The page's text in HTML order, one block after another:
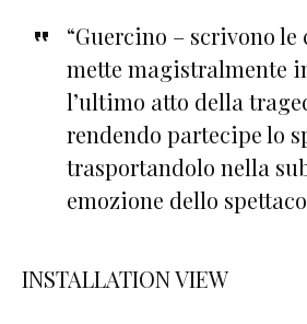
“Guercino – scrivono
mette magistralmente
l’ultimo atto della
rendendo partecipe lo
trasportandolo nella
emozione dello
INSTALLATION VIEW